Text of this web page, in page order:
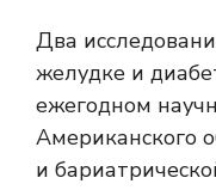
Два
желудке и
ежегодном
Американского
и